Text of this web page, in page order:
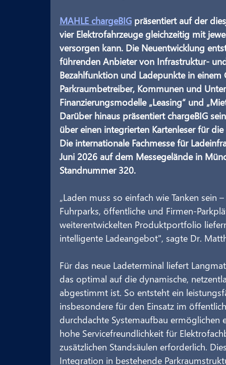
MAHLE chargeBIG präsentiert auf der
vier Elektrofahrzeuge gleichzeitig mit
versorgen kann. Die Neuentwicklung
führenden Anbieter von Infrastruktur-
Bezahlfunktion und Ladepunkte in
Parkraumbetreiber, Kommunen und
Finanzierungsmodelle „Leasing“ und
Darüber hinaus präsentiert chargeBIG
über einen integrierten Kartenleser für
Die internationale Fachmesse für
Juni 2026 auf dem Messegelände in
Standnummer 320.
„Laden muss so einfach wie Tanken
Fuhrparks, öffentliche und Firmen-
weiterentwickelten Produktportfolio
intelligente Ladeangebot", sagte Dr.
Für das neue Ladeterminal liefert
das optimal auf die dynamische,
abgestimmt ist. So entsteht ein
insbesondere für den Einsatz im
durchdachte Systemaufbau
hohe Servicefreundlichkeit für
zusätzlichen Standsäulen erforderlich.
Integration in bestehende